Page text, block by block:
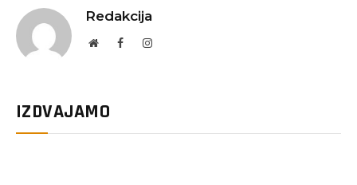
Redakcija
WebsiteFacebookInstagram
IZDVAJAMO